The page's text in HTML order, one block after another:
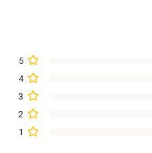
5
4
3
2
1